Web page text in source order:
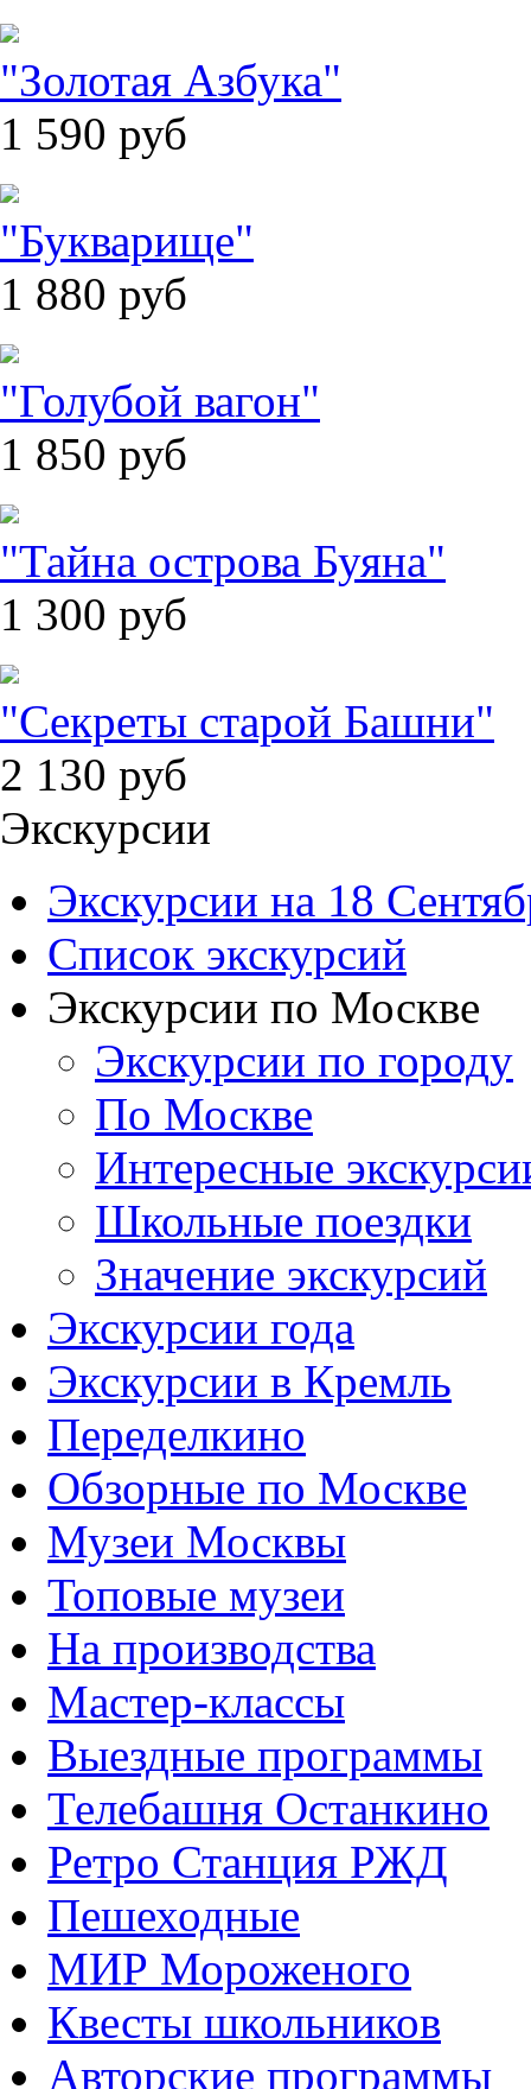
"Золотая Азбука"
1 590 руб
"Букварище"
1 880 руб
"Голубой вагон"
1 850 руб
"Тайна острова Буяна"
1 300 руб
"Секреты старой Башни"
2 130 руб
Экскурсии
Экскурсии на 18
Список экскурсий
Экскурсии по Москве
Экскурсии по городу
По Москве
Интересные
Школьные поездки
Значение экскурсий
Экскурсии года
Экскурсии в Кремль
Переделкино
Обзорные по Москве
Музеи Москвы
Топовые музеи
На производства
Мастер-классы
Выездные программы
Телебашня Останкино
Ретро Станция РЖД
Пешеходные
МИР Мороженого
Квесты школьников
Авторские программы